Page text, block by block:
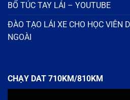
BỔ TÚC TAY LÁI – YOUTUBE
ĐÀO TẠO LÁI XE CHO HỌC VIÊN
NGOÀI
CHẠY DAT 710KM/810KM